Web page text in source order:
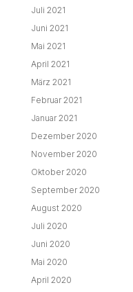
Juli 2021
Juni 2021
Mai 2021
April 2021
März 2021
Februar 2021
Januar 2021
Dezember 2020
November 2020
Oktober 2020
September 2020
August 2020
Juli 2020
Juni 2020
Mai 2020
April 2020